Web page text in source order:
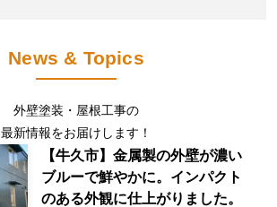
News & Topics
外壁塗装・屋根工事の
最新情報をお届けします！
【牛久市】金属製の外壁が濃い
ブルーで鮮やかに。インパクト
のある外観に仕上がりました。